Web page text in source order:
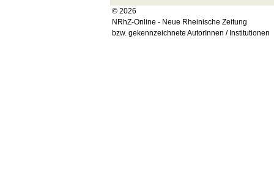
© 2026
NRhZ-Online - Neue Rheinische Zeitung
bzw. gekennzeichnete AutorInnen / Institutionen